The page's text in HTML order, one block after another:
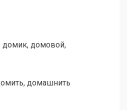
домик, домовой,
домашнить